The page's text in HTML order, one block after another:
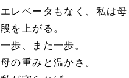
エレベータもなく、私は
段を上がる。
一歩、また一歩。
母の重みと温かさ。